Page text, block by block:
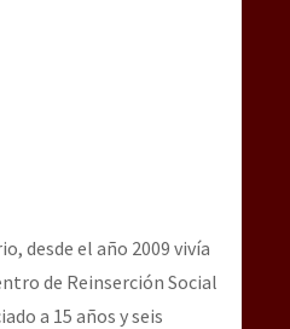
desde el año 2009 vivía
de Reinserción Social
a 15 años y seis